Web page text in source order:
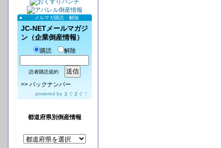
メルマガ購読・解除
JC-NETメールマガジ
ン（企業倒産情報）
購読 解除
読者購読規約
>> バックナンバー
powered by まぐまぐ！
都道府県別倒産情報